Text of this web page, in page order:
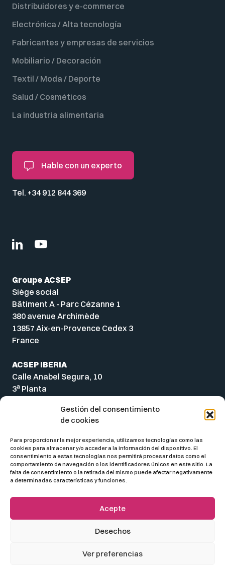
Gestión del consentimiento
de cookies
Para proporcionar la mejor experiencia, utilizamos tecnologías como las
cookies para almacenar y/o acceder a la información del dispositivo. El
consentimiento a estas tecnologías nos permitirá procesar datos como el
comportamiento de navegación o los identificadores únicos en este sitio. La
falta de consentimiento o la retirada del mismo puede afectar negativamente
a determinadas características y funciones.
Acepte
Desechos
Ver preferencias
Hable con un experto
Tel. +34 912 844 369
Distribuidores y e-commerce
Electrónica / Alta tecnología
Fabricantes y empresas de servicios
Mobiliario / Decoración
Textil / Moda / Deporte
Salud / Cosméticos
La industria alimentaria
Groupe ACSEP
Siège social
Bâtiment A - Parc Cézanne 1
380 avenue Archimède
13857 Aix-en-Provence Cedex 3
France
ACSEP IBERIA
Calle Anabel Segura, 10
3a Planta